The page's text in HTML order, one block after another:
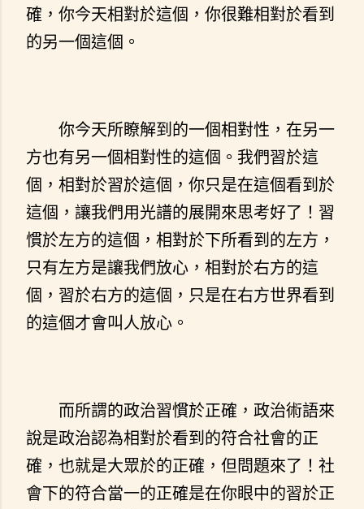
確，你今天相對於這個，你很難相對於看到
的另一個這個。
你今天所瞭解到的一個相對性，在另一
方也有另一個相對性的這個。我們習於這
個，相對於習於這個，你只是在這個看到於
這個，讓我們用光譜的展開來思考好了！習
慣於左方的這個，相對於下所看到的左方，
只有左方是讓我們放心，相對於右方的這
個，習於右方的這個，只是在右方世界看到
的這個才會叫人放心。
而所謂的政治習慣於正確，政治術語來
說是政治認為相對於看到的符合社會的正
確，也就是大眾於的正確，但問題來了！社
會下的符合當一的正確是在你眼中的習於正